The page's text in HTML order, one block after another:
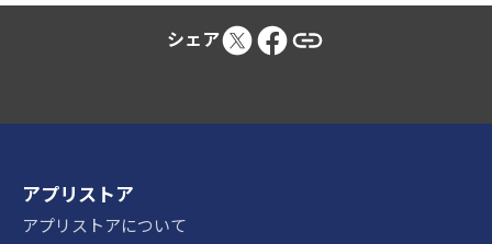
シェア
アプリストア
アプリストアについて